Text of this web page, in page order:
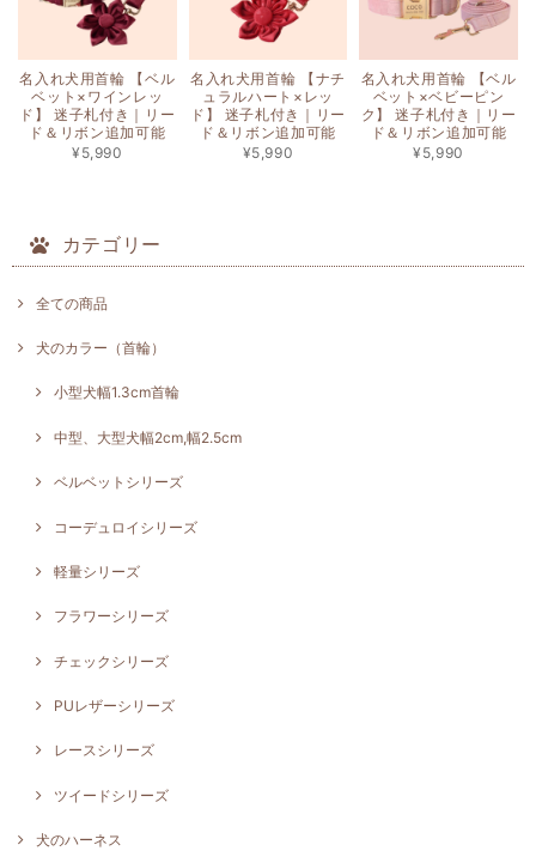
名入れ犬用首輪 【ベル
ベット×ワインレッ
ド】 迷子札付き｜リー
ド＆リボン追加可能
¥5,990
名入れ犬用首輪 【ナチ
ュラルハート×レッ
ド】 迷子札付き｜リー
ド＆リボン追加可能
¥5,990
名入れ犬用首輪 【ベル
ベット×ベビーピン
ク】 迷子札付き｜リー
ド＆リボン追加可能
¥5,990
カテゴリー
全ての商品
犬のカラー（首輪）
小型犬幅1.3cm首輪
中型、大型犬幅2cm,幅2.5cm
ベルベットシリーズ
コーデュロイシリーズ
軽量シリーズ
フラワーシリーズ
チェックシリーズ
PUレザーシリーズ
レースシリーズ
ツイードシリーズ
犬のハーネス